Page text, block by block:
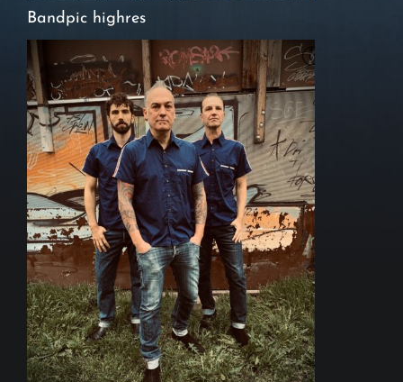
Bandpic highres